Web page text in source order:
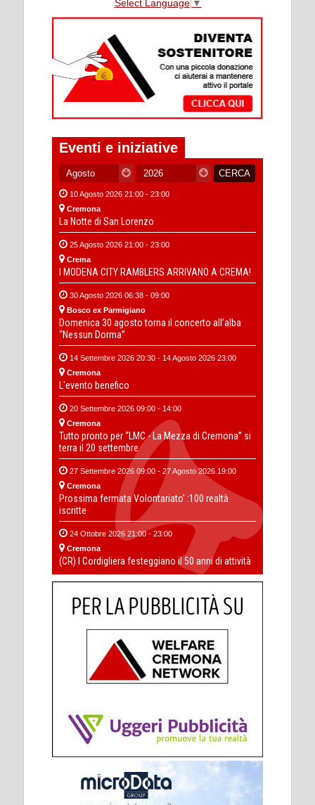
Select Language ▼
Eventi e iniziative
10 Agosto 2026 21:00 - 23:00
Cremona
La Notte di San Lorenzo
25 Agosto 2026 21:00 - 23:00
Crema
I MODENA CITY RAMBLERS ARRIVANO A CREMA!
30 Agosto 2026 06:38 - 09:00
Bosco ex Parmigiano
Domenica 30 agosto torna il concerto all’alba
“Nessun Dorma”
14 Settembre 2026 20:30 - 14 Agosto 2026 23:00
Cremona
L'evento benefico
20 Settembre 2026 09:00 - 14:00
Cremona
Tutto pronto per “LMC - La Mezza di Cremona” si
terra il 20 settembre
27 Settembre 2026 09:00 - 27 Agosto 2026 19:00
Cremona
Prossima fermata Volontariato' :100 realtà
iscritte
24 Ottobre 2026 21:00 - 23:00
Cremona
(CR) I Cordigliera festeggiano il 50 anni di attività